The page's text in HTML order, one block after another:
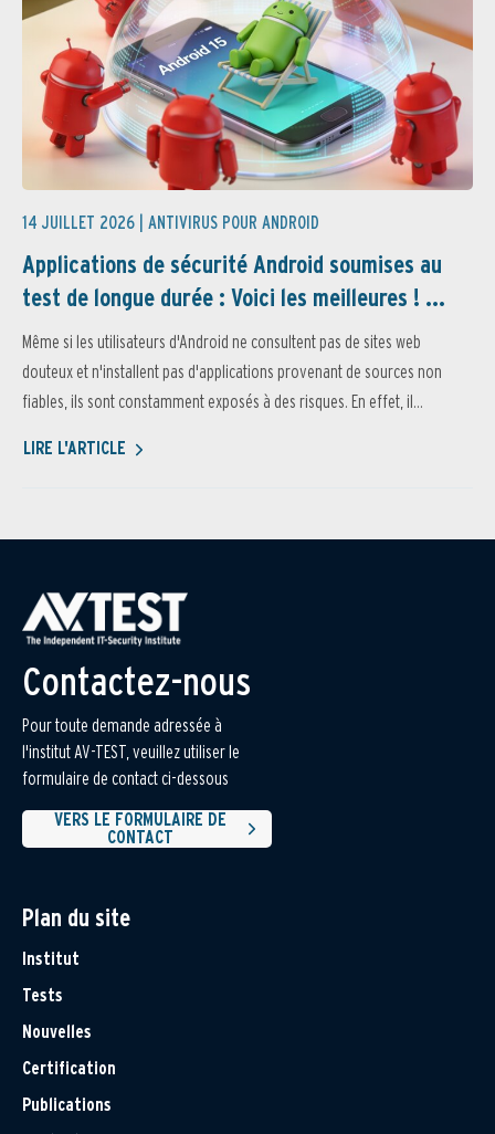
14 JUILLET 2026 | ANTIVIRUS POUR ANDROID
Applications de sécurité Android soumises au
test de longue durée : Voici les meilleures ! ...
Même si les utilisateurs d'Android ne consultent pas de sites web
douteux et n'installent pas d'applications provenant de sources non
fiables, ils sont constamment exposés à des risques. En effet, il...
LIRE L'ARTICLE
Contactez-nous
Pour toute demande adressée à
l'institut AV-TEST, veuillez utiliser le
formulaire de contact ci-dessous
VERS LE FORMULAIRE DE
CONTACT
Plan du site
Institut
Tests
Nouvelles
Certification
Publications